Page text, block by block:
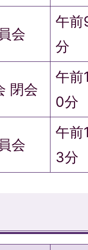
会
午
分
閉会
午前
0分
会
午前
3分